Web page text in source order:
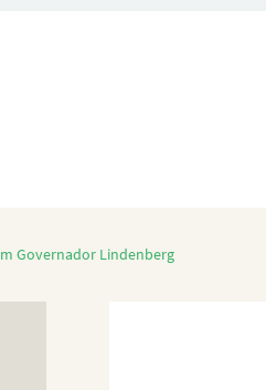
Governador Lindenberg